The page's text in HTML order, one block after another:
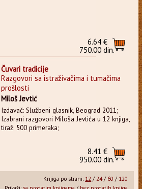
6.64 €
750.00 din.
Čuvari tradicije
Razgovori sa istraživačima i tumačima
prošlosti
Miloš Jevtić
Izdavač: Službeni glasnik, Beograd 2011;
Izabrani razgovori Miloša Jevtića u 12 knjiga,
tiraž: 500 primeraka;
8.41 €
950.00 din.
Knjiga po strani: 12 /24/ 60 / 120